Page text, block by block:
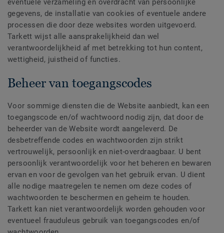
eventuele verzameling en overdracht van persoonlijke
gegevens, de installatie van cookies of eventuele andere
processen die door deze websites worden uitgevoerd.
Tarkett wijst alle aansprakelijkheid dan wel
verantwoordelijkheid af met betrekking tot hun content,
wettigheid, juistheid of functies.
Beheer van toegangscodes
Voor sommige diensten die de Website aanbiedt, kan een
toegangscode en/of wachtwoord nodig zijn, dat door de
beheerder van de Website wordt aangeleverd. De
desbetreffende codes en wachtwoorden zijn strikt
vertrouwelijk, persoonlijk en niet-overdraagbaar. U bent
persoonlijk verantwoordelijk voor het beheren en bewaren
ervan en voor de gevolgen van het gebruik ervan. U dient
alle nodige maatregelen te nemen om deze codes of
wachtwoorden te beschermen en geheim te houden.
Tarkett kan niet verantwoordelijk worden gehouden voor
eventueel frauduleus gebruik van toegangscodes en/of